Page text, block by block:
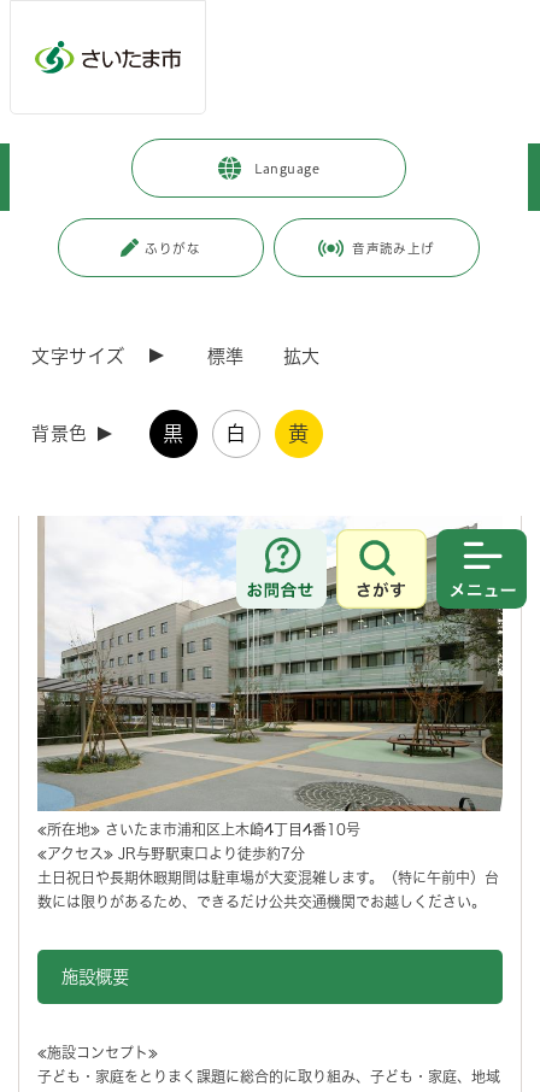
Language
ふりがな 音声読み上げ
文字サイズ 標準 拡大
背景色 黒 白 黄
お問合せ
さがす
子育て・教育 > 育児・保育 親子向け施設
子ども家庭総合センター
子ども家庭総合センター（あいぱれっと）
更新日付：2026年5月8日 / ページ番号：C058076
≪所在地≫ さいたま市浦和区上木崎4丁目4番10号
≪アクセス≫ JR与野駅東口より徒歩約7分
土日祝日や長期休暇期間は駐車場が大変混雑します。（特に午前中）台
数には限りがあるため、できるだけ公共交通機関でお越しください。
施設概要
≪施設コンセプト≫
子ども・家庭をとりまく課題に総合的に取り組み、子ども・家庭、地域